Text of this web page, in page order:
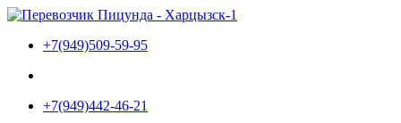
Перейти
содержимому
+7(949)509-59-95
+7(949)442-46-21